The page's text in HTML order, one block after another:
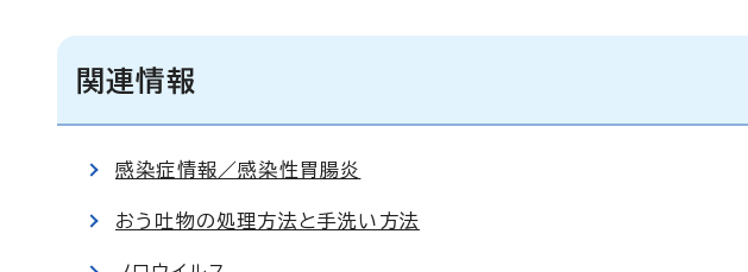
関連情報
感染症情報／感染性胃腸炎
おう吐物の処理方法と手洗い方法